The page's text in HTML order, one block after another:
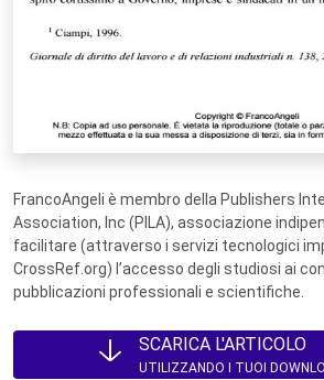
FrancoAngeli è membro della Publishers
Association, Inc (PILA), associazione
facilitare (attraverso i servizi tecnologici
CrossRef.org) l’accesso degli studiosi ai
pubblicazioni professionali e scientifiche.
SCARICA L'ARTICOLO
UTILIZZANDO I TUOI